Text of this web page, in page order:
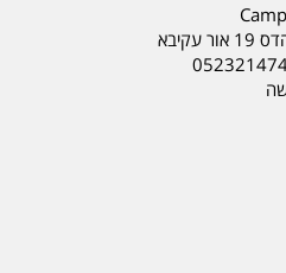
עקיבא